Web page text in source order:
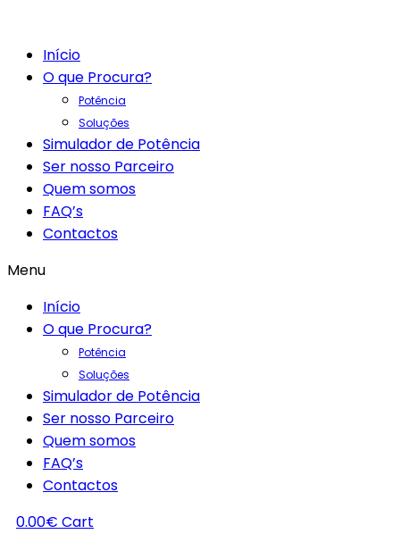
Início
O que Procura?
Potência
Soluções
Simulador de Potência
Ser nosso Parceiro
Quem somos
FAQ’s
Contactos
Menu
Início
O que Procura?
Potência
Soluções
Simulador de Potência
Ser nosso Parceiro
Quem somos
FAQ’s
Contactos
0.00€ Cart